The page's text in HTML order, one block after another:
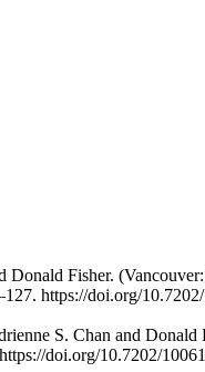
Donald Fisher.
https://doi.org/
S. Chan and
doi.org/10.7202/